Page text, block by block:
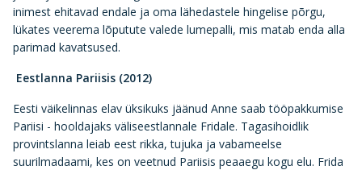
inimest ehitavad endale ja oma lähedastele hingelise põrgu,
lükates veerema lõputute valede lumepalli, mis matab enda alla
parimad kavatsused.
Eestlanna Pariisis (2012)
Eesti väikelinnas elav üksikuks jäänud Anne saab tööpakkumise
Pariisi - hooldajaks väliseestlannale Fridale. Tagasihoidlik
provintslanna leiab eest rikka, tujuka ja vabameelse
suurilmadaami, kes on veetnud Pariisis peaaegu kogu elu. Frida